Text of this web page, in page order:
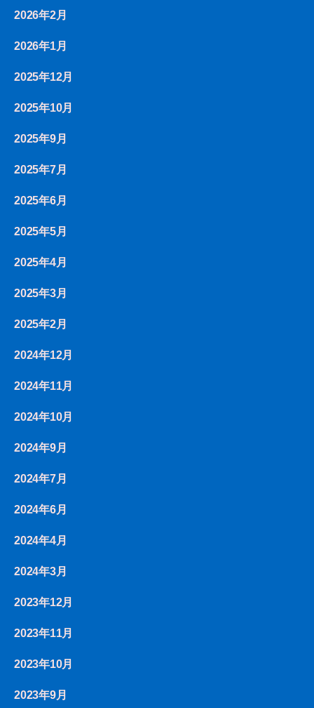
2026年2月
2026年1月
2025年12月
2025年10月
2025年9月
2025年7月
2025年6月
2025年5月
2025年4月
2025年3月
2025年2月
2024年12月
2024年11月
2024年10月
2024年9月
2024年7月
2024年6月
2024年4月
2024年3月
2023年12月
2023年11月
2023年10月
2023年9月